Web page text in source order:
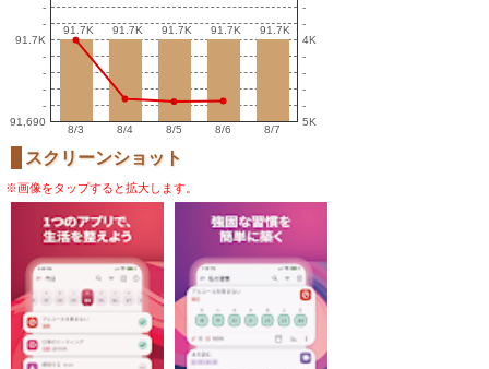
-
-
91.7K
-
-
-
-
91,690
91.7K
91.7K 91.7K
91.7K 91.7K
91.7K 91.7K
91.7K 91.7K
91.7K
8/3 8/4 8/5 8/6 8/7
-
-
4K
-
-
-
-
5K
スクリーンショット
※画像をタップすると拡大します。